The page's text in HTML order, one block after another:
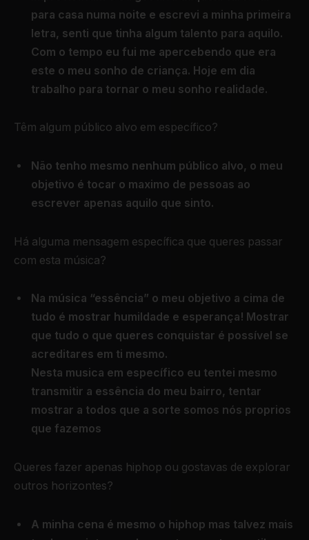
para casa numa noite e escrevi a minha primeira
letra, senti que tinha algum talento para aquilo.
Com o tempo eu fui me apercebendo que era
este o meu sonho de criança. Hoje em dia
trabalho para tornar o meu sonho realidade.
Têm algum público alvo em específico?
Não tenho mesmo nenhum público alvo, o meu
objetivo é tocar o maximo de pessoas ao
escrever apenas aquilo que sinto.
Há alguma mensagem específica que queres passar
com esta música?
Na música “essência” o meu objetivo a cima de
tudo é mostrar humildade e esperança! Mostrar
que tudo o que queres conquistar é possível se
acreditares em ti mesmo.
Nesta musica em específico eu tentei mesmo
transmitir a essência do meu bairro, tentar
mostrar a todos que a sorte somos nós proprios
que fazemos
Queres fazer apenas hiphop ou gostavas de explorar
outros horizontes?
A minha cena é mesmo o hiphop mas talvez mais